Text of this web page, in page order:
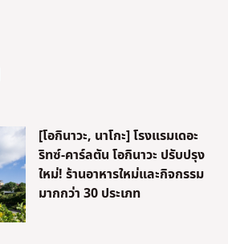
[โอกินาวะ, นาโกะ] โรงแรมเดอะ
ริทซ์-คาร์ลตัน โอกินาวะ ปรับปรุง
ใหม่! ร้านอาหารใหม่และกิจกรรม
มากกว่า 30 ประเภท